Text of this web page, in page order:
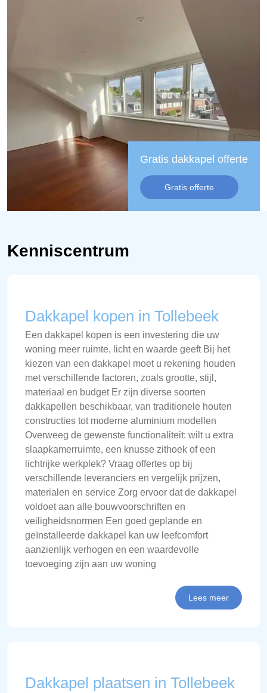
Gratis dakkapel offerte
Gratis offerte
Kenniscentrum
Dakkapel kopen in Tollebeek
Een dakkapel kopen is een investering die uw
woning meer ruimte, licht en waarde geeft Bij het
kiezen van een dakkapel moet u rekening houden
met verschillende factoren, zoals grootte, stijl,
materiaal en budget Er zijn diverse soorten
dakkapellen beschikbaar, van traditionele houten
constructies tot moderne aluminium modellen
Overweeg de gewenste functionaliteit: wilt u extra
slaapkamerruimte, een knusse zithoek of een
lichtrijke werkplek? Vraag offertes op bij
verschillende leveranciers en vergelijk prijzen,
materialen en service Zorg ervoor dat de dakkapel
voldoet aan alle bouwvoorschriften en
veiligheidsnormen Een goed geplande en
geïnstalleerde dakkapel kan uw leefcomfort
aanzienlijk verhogen en een waardevolle
toevoeging zijn aan uw woning
Lees meer
Dakkapel plaatsen in Tollebeek